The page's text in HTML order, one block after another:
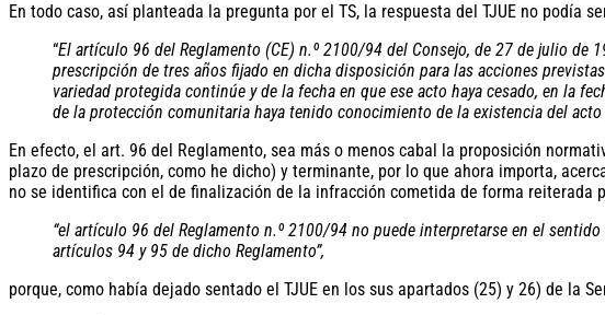
En todo caso, así planteada la pregunta por el TS, la respuesta del TJUE no podía
“El artículo 96 del Reglamento (CE) n.º 2100/94 del Consejo, de 27 de julio
prescripción de tres años fijado en dicha disposición para las acciones
variedad protegida continúe y de la fecha en que ese acto haya cesado, en la
de la protección comunitaria haya tenido conocimiento de la existencia del
En efecto, el art. 96 del Reglamento, sea más o menos cabal la proposición
plazo de prescripción, como he dicho) y terminante, por lo que ahora importa,
no se identifica con el de finalización de la infracción cometida de forma
“el artículo 96 del Reglamento n.º 2100/94 no puede interpretarse en el
artículos 94 y 95 de dicho Reglamento”,
porque, como había dejado sentado el TJUE en los sus apartados (25) y 26) de la